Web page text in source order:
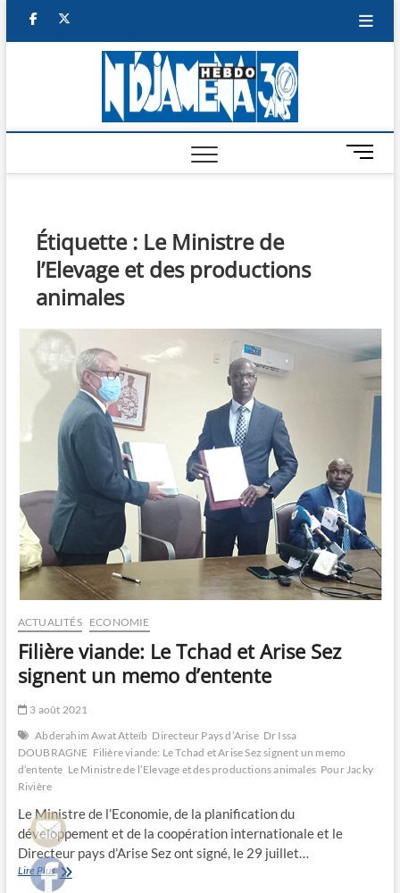
facebook
M
e
n
Étiquette : Le Ministre de
l’Elevage et des productions
animales
ACTUALITÉS ECONOMIE
Filière viande: Le Tchad et Arise Sez
signent un memo d’entente
3 août 2021
Abderahim Awat Atteïb Directeur Pays d’Arise Dr Issa
DOUBRAGNE Filière viande: Le Tchad et Arise Sez signent un memo
d’entente Le Ministre de l’Elevage et des productions animales Pour Jacky
Rivière
Le Ministre de l’Economie, de la planification du
développement et de la coopération internationale et le
Directeur pays d’Arise Sez ont signé, le 29 juillet…
Lire PlusFilière
viande: